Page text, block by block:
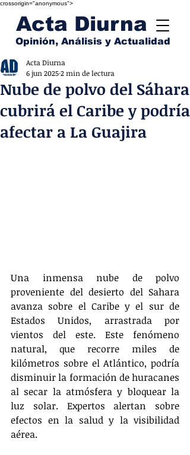
crossorigin="anonymous">
Acta Diurna
Opinión, Análisis y Actualidad
Nube de polvo del Sáhara
cubrirá el Caribe y podría
afectar a La Guajira
Acta Diurna
6 jun 20252 min de lectura
Una inmensa nube de polvo
proveniente del desierto del Sahara
avanza sobre el Caribe y el sur de
Estados Unidos, arrastrada por
vientos del este. Este fenómeno
natural, que recorre miles de
kilómetros sobre el Atlántico, podría
disminuir la formación de huracanes
al secar la atmósfera y bloquear la
luz solar. Expertos alertan sobre
efectos en la salud y la visibilidad
aérea.